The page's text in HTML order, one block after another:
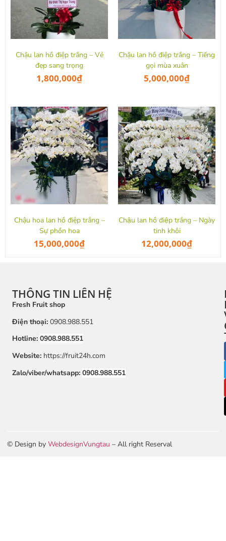
Chậu lan hồ điệp trắng – Vẻ
đẹp sang trọng
1,800,000₫
Chậu lan hồ điệp trắng – Tiếng
gọi mùa xuân
5,000,000₫
Chậu hoa lan hồ điệp trắng –
Sự phồn hoa
15,000,000₫
Chậu lan hồ điệp trắng – Ngày
tinh khôi
12,000,000₫
THÔNG TIN LIÊN HỆ
Fresh Fruit shop
Điện thoại: 0908.988.551
Hotline: 0908.988.551
Website: https://fruit24h.com
Zalo/viber/whatsapp: 0908.988.551
© Design by WebdesignVungtau – All right Reserval